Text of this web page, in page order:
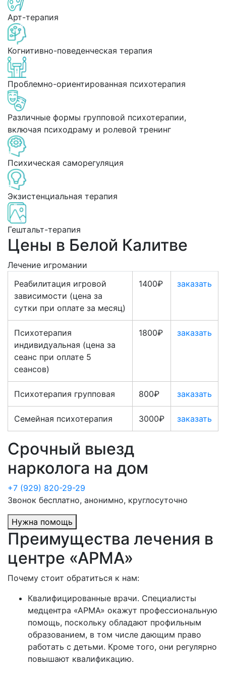
Арт-терапия
Когнитивно-поведенческая терапия
Проблемно-ориентированная психотерапия
Различные формы групповой психотерапии,
включая психодраму и ролевой тренинг
Психическая саморегуляция
Экзистенциальная терапия
Гештальт-терапия
Цены в Белой Калитве
Лечение игромании
Реабилитация игровой
зависимости (цена за
сутки при оплате за месяц)
1400₽ заказать
Психотерапия
индивидуальная (цена за
сеанс при оплате 5
сеансов)
1800₽ заказать
Психотерапия групповая 800₽ заказать
Семейная психотерапия 3000₽ заказать
Срочный выезд
нарколога на дом
+7 (929) 820-29-29
Звонок бесплатно, анонимно, круглосуточно
Нужна помощь
Преимущества лечения в
центре «АРМА»
Почему стоит обратиться к нам:
Квалифицированные врачи. Специалисты
медцентра «АРМА» окажут профессиональную
помощь, поскольку обладают профильным
образованием, в том числе дающим право
работать с детьми. Кроме того, они регулярно
повышают квалификацию.